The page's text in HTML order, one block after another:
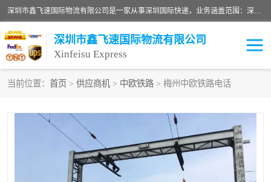
深圳市鑫飞速国际物流有限公司是一家从事深圳国际快递，业务涵盖范围：深圳DHL国际快递、深圳国际快递公司、深圳国际物流公司、深圳国际快递、深圳DHL国际快递电话可拨打全国服务热线：15019287411。欢迎各位亲来人来电到我司洽谈合作。
深圳市鑫飞速国际物流有限公司
Xinfeisu Express
当前位置： 首页 > 供应商机 > 中欧铁路 > 梅州中欧铁路电话
俄罗斯快递 巴西快递
深圳DHL国际快递 伊朗快递